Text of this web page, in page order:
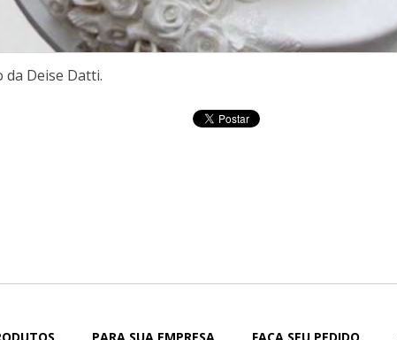
da Deise Datti.